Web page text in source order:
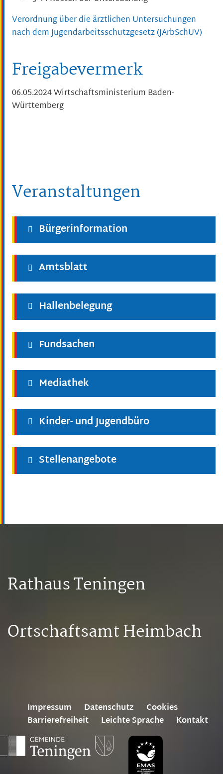
Verordnung über die ärztlichen Untersuchungen
nach dem Jugendarbeitsschutzgesetz (JArbSchUV)
Freigabevermerk
06.05.2024 Wirtschaftsministerium Baden-
Württemberg
Veranstaltungen
Bürgerinformation
Amtsblatt
Hallenbelegung
Fundsachen
Mediathek
Kinder- und Jugendbüro
Stellenangebote
Rathaus Teningen
Ortschaftsamt Heimbach
Impressum Datenschutz
Cookies
Barrierefreiheit
Leichte Sprache Kontakt